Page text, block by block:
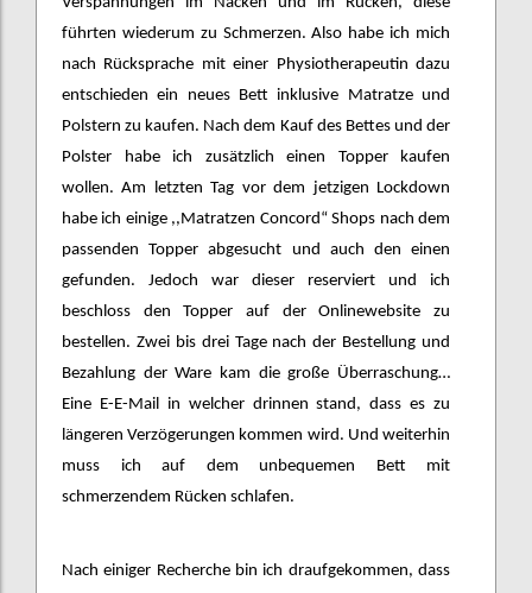
führten wiederum zu Schmerzen. Also habe ich mich
nach Rücksprache mit einer Physiotherapeutin dazu
entschieden ein neues Bett inklusive Matratze und
Polstern zu kaufen. Nach dem Kauf des Bettes und der
Polster habe ich zusätzlich einen Topper kaufen
wollen. Am letzten Tag vor dem jetzigen Lockdown
habe ich einige ,,Matratzen Concord“ Shops nach dem
passenden Topper abgesucht und auch den einen
gefunden. Jedoch war dieser reserviert und ich
beschloss den Topper auf der Onlinewebsite zu
bestellen. Zwei bis drei Tage nach der Bestellung und
Bezahlung der Ware kam die große Überraschung…
Eine E-E-Mail in welcher drinnen stand, dass es zu
längeren Verzögerungen kommen wird. Und weiterhin
muss ich auf dem unbequemen Bett mit
schmerzendem Rücken schlafen.
Nach einiger Recherche bin ich draufgekommen, dass